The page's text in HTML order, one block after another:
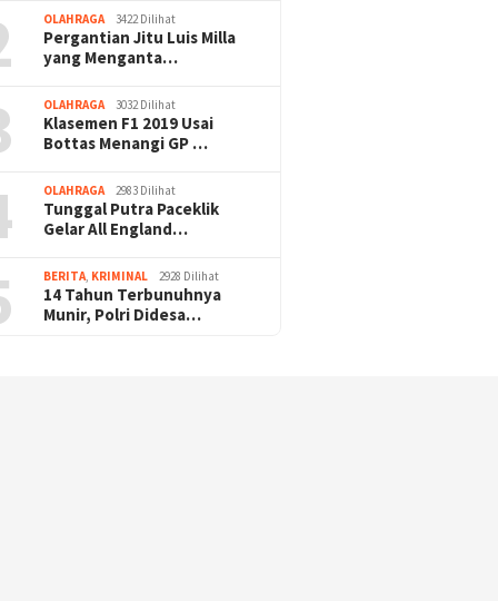
OLAHRAGA 3422 Dilihat
Pergantian Jitu Luis Milla
yang Menganta…
OLAHRAGA 3032 Dilihat
Klasemen F1 2019 Usai
Bottas Menangi GP …
OLAHRAGA 2983 Dilihat
Tunggal Putra Paceklik
Gelar All England…
BERITA, KRIMINAL 2928 Dilihat
14 Tahun Terbunuhnya
Munir, Polri Didesa…